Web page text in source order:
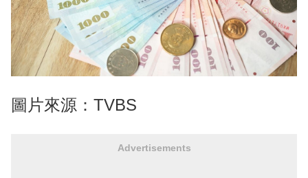
圖片來源：TVBS
Advertisements